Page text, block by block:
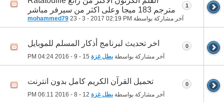
مترجم 183 ميجا وعلى اكثر من سيرفر مباشر
آخر مشاركة بواسطة mohammed79 23 - 3 - 2017 02:19 PM
1
اخر تحديث لبرنامج أذكار المسلم للموبايل
آخر مشاركة بواسطة بطل غزة 04:24 PM
0
تحميل القرآن الكريم كامل بدون انترنت
آخر مشاركة بواسطة بطل غزة 06:11 PM
0